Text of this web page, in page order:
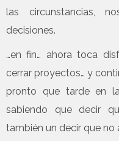
las circunstancias,
decisiones.
…en fin… ahora toca
cerrar proyectos… y
pronto que tarde en
sabiendo que decir
también un decir que no